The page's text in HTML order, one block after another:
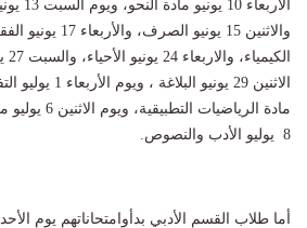
مادة
8 يوليو الأدب والنصوص.